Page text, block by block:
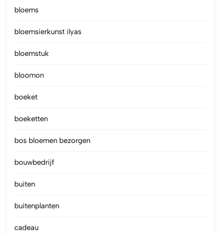
bloems
bloemsierkunst ilyas
bloemstuk
bloomon
boeket
boeketten
bos bloemen bezorgen
bouwbedrijf
buiten
buitenplanten
cadeau